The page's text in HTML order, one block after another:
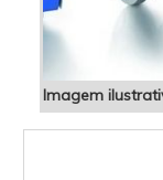
Imagem